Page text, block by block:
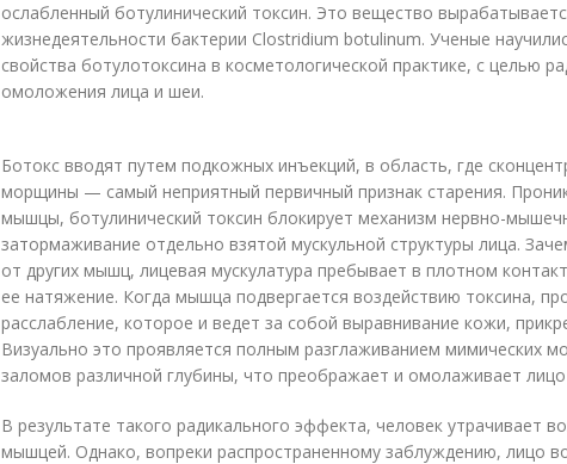
ослабленный ботулинический токсин. Это ве­щес­тво
жизнедеятельности бактерии Clostridium botulinum. Ученые
свойства ботулотоксина в кос­ме­тологической практике, с целью
омоложения лица и шеи.
Ботокс вводят путем подкожных инъекций, в область, где
морщины — самый неприятный первичный признак старения.
мышцы, ботулинический токсин блокирует механизм нервно-
затормаживание отдельно взятой мускульной структуры лица.
от других мышц, лицевая мускулатура пребывает в плотном
ее натяжение. Когда мышца подвергается воздействию токсина,
расслабление, которое и ведет за собой выравнивание кожи,
Визуально это проявляется полным разглаживанием мимических
заломов различной глубины, что преображает и омолаживает лицо
В результате такого радикального эффекта, человек утрачивает
мышцей. Однако, вопреки распространенному заблуждению, лицо